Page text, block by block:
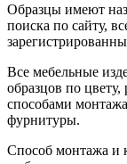
Образцы имеют
поиска по сайту,
Все мебельные
образцов по
способами
фурнитуры.
Способ монтажа и